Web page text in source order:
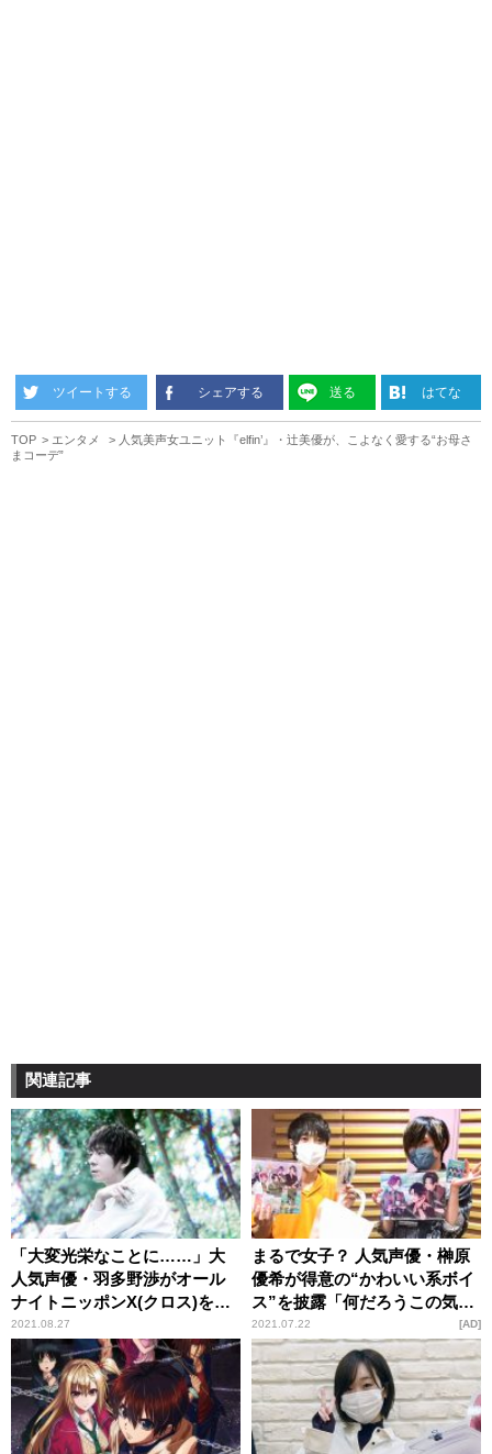
ツイートする シェアする 送る はてな
TOP エンタメ
人気美声女ユニット『elfin’』・辻美優が、こよなく愛する“お母さ
まコーデ”
関連記事
「大変光栄なことに……」大
人気声優・羽多野渉がオール
ナイトニッポンX(クロス)を担
当！ 新曲初解禁も
2021.08.27
まるで女子？ 人気声優・榊原
優希が得意の“かわいい系ボイ
ス”を披露「何だろうこの気持
ち……って男子でも思う」
2021.07.22 AD